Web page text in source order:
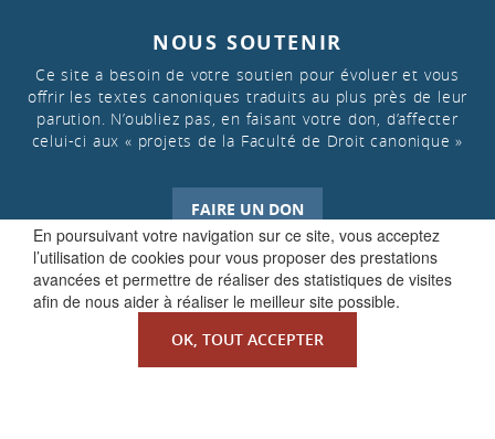
En poursuivant votre navigation sur ce site, vous acceptez
l’utilisation de cookies pour vous proposer des prestations
avancées et permettre de réaliser des statistiques de visites
afin de nous aider à réaliser le meilleur site possible.
OK, TOUT ACCEPTER
NOUS SOUTENIR
Ce site a besoin de votre soutien pour évoluer et vous
offrir les textes canoniques traduits au plus près de leur
parution. N’oubliez pas, en faisant votre don, d’affecter
celui-ci aux « projets de la Faculté de Droit canonique »
FAIRE UN DON